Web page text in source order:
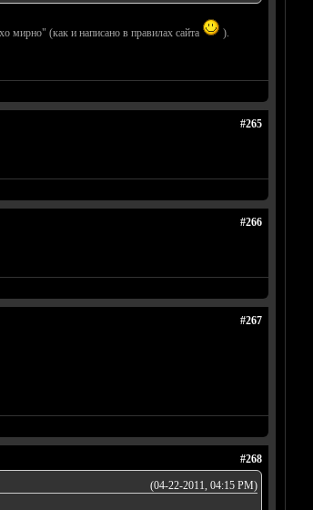
мирно" (как и написано в правилах сайта
).
#265
#266
#267
#268
(04-22-2011, 04:15 PM)